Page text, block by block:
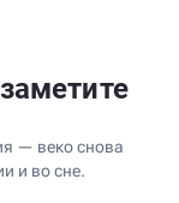
— веко снова
и во сне.